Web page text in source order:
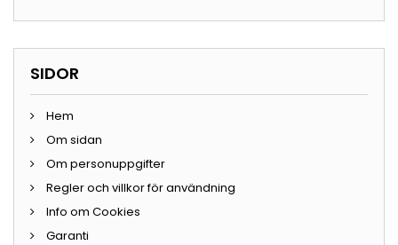
SIDOR
Hem
Om sidan
Om personuppgifter
Regler och villkor för användning
Info om Cookies
Garanti